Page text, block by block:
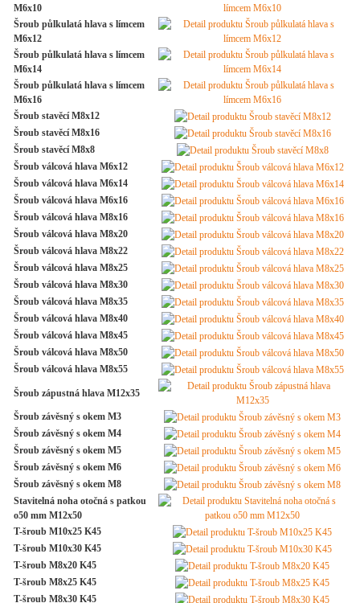
M6x10
Šroub půlkulatá hlava s límcem
M6x12
Šroub půlkulatá hlava s límcem
M6x14
Šroub půlkulatá hlava s límcem
M6x16
Šroub stavěcí M8x12
Šroub stavěcí M8x16
Šroub stavěcí M8x8
Šroub válcová hlava M6x12
Šroub válcová hlava M6x14
Šroub válcová hlava M6x16
Šroub válcová hlava M8x16
Šroub válcová hlava M8x20
Šroub válcová hlava M8x22
Šroub válcová hlava M8x25
Šroub válcová hlava M8x30
Šroub válcová hlava M8x35
Šroub válcová hlava M8x40
Šroub válcová hlava M8x45
Šroub válcová hlava M8x50
Šroub válcová hlava M8x55
Šroub zápustná hlava M12x35
Šroub závěsný s okem M3
Šroub závěsný s okem M4
Šroub závěsný s okem M5
Šroub závěsný s okem M6
Šroub závěsný s okem M8
Stavitelná noha otočná s patkou
o50 mm M12x50
T-šroub M10x25 K45
T-šroub M10x30 K45
T-šroub M8x20 K45
T-šroub M8x25 K45
T-šroub M8x30 K45